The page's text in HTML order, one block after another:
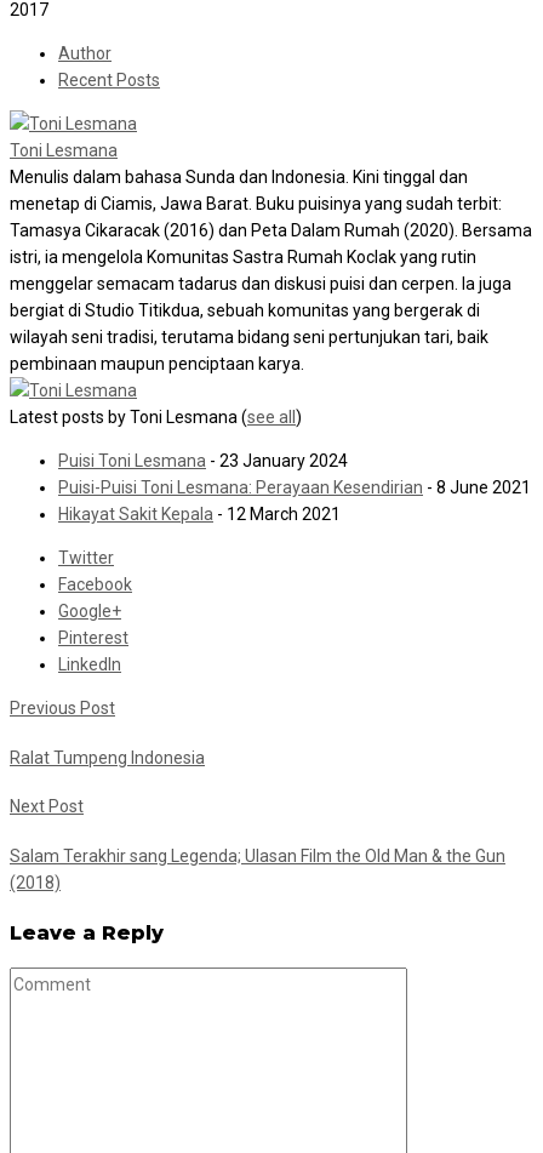
2017
Author
Recent Posts
Toni Lesmana
Menulis dalam bahasa Sunda dan Indonesia. Kini tinggal dan
menetap di Ciamis, Jawa Barat. Buku puisinya yang sudah terbit:
Tamasya Cikaracak (2016) dan Peta Dalam Rumah (2020). Bersama
istri, ia mengelola Komunitas Sastra Rumah Koclak yang rutin
menggelar semacam tadarus dan diskusi puisi dan cerpen. Ia juga
bergiat di Studio Titikdua, sebuah komunitas yang bergerak di
wilayah seni tradisi, terutama bidang seni pertunjukan tari, baik
pembinaan maupun penciptaan karya.
Latest posts by Toni Lesmana (see all )
Puisi Toni Lesmana - 23 January 2024
Puisi-Puisi Toni Lesmana: Perayaan Kesendirian - 8 June 2021
Hikayat Sakit Kepala - 12 March 2021
Twitter
Facebook
Google+
Pinterest
LinkedIn
Previous Post
Ralat Tumpeng Indonesia
Next Post
Salam Terakhir sang Legenda; Ulasan Film the Old Man & the Gun
(2018)
Leave a Reply